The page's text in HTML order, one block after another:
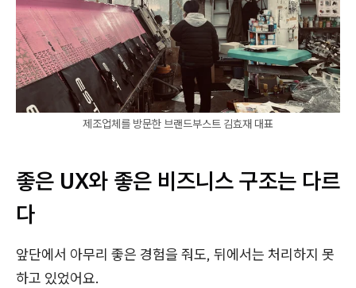
제조업체를 방문한 브랜드부스트 김효재 대표
좋은 UX와 좋은 비즈니스 구조는 다르
다
앞단에서 아무리 좋은 경험을 줘도, 뒤에서는 처리하지 못
하고 있었어요.